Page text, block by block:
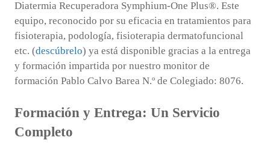
Diatermia Recuperadora Symphium-One Plus®. Este
equipo, reconocido por su eficacia en tratamientos para
fisioterapia, podología, fisioterapia dermatofuncional
etc. (descúbrelo) ya está disponible gracias a la entrega
y formación impartida por nuestro monitor de
formación Pablo Calvo Barea N.º de Colegiado: 8076.
Formación y Entrega: Un Servicio
Completo